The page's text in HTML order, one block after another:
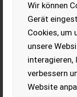
Wir können
Gerät
Cookies, um
unsere
interagieren,
verbessern
Website
Sonstige
Gesamtgewicht:
kg Innenmaße:
Achsen: 1 Achsen –
EUR 5.750 inkl.